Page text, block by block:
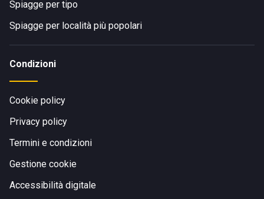
Spiagge per tipo
Spiagge per località più popolari
Condizioni
Cookie policy
Privacy policy
Termini e condizioni
Gestione cookie
Accessibilità digitale